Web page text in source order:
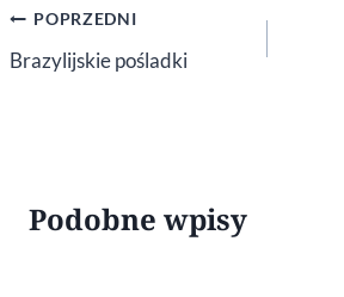
Nawigacja
wpisu
POPRZEDNI
Brazylijskie pośladki
Podobne wpisy